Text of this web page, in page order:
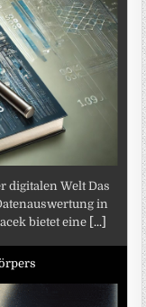
digitalen Welt Das
in
bietet eine [...]